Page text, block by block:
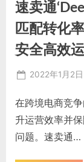
塑
我
们
的
数
字
生
隐
率
与
安
全
的
全
革
速卖通
匹配转化
安全高效
Posted
2022年1月2日
在跨境电商竞
升运营效率并
问题。速卖通…